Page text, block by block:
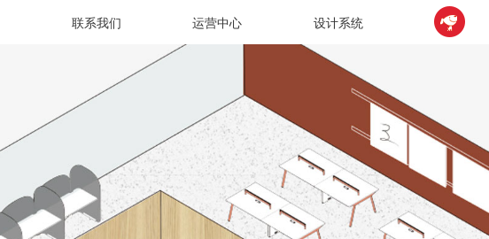
联系我们 运营中心 设计系统